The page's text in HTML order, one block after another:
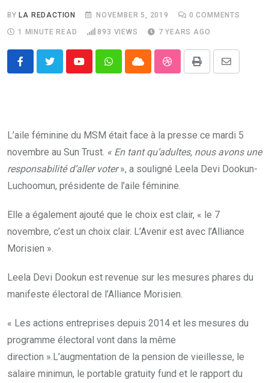
BYLA REDACTION NOVEMBER 5, 2019 0 COMMENTS
1 MINUTE READ
893 VIEWS 7 YEARS AGO
YoutubeWhatsappCloud StumbleUpon
Print
Share
L’aile féminine du MSM était face à la presse ce mardi 5
novembre au Sun Trust. « En tant qu’adultes, nous avons une
responsabilité d’aller voter», a souligné Leela Devi Dookun-
Luchoomun, présidente de l’aile féminine.
Elle a également ajouté que le choix est clair, « le 7
novembre, c’est un choix clair. L’Avenir est avec l’Alliance
Morisien ».
Leela Devi Dookun est revenue sur les mesures phares du
manifeste électoral de l’Alliance Morisien.
« Les actions entreprises depuis 2014 et les mesures du
programme électoral vont dans la même
direction ».L’augmentation de la pension de vieillesse, le
salaire minimun, le portable gratuity fund et le rapport du